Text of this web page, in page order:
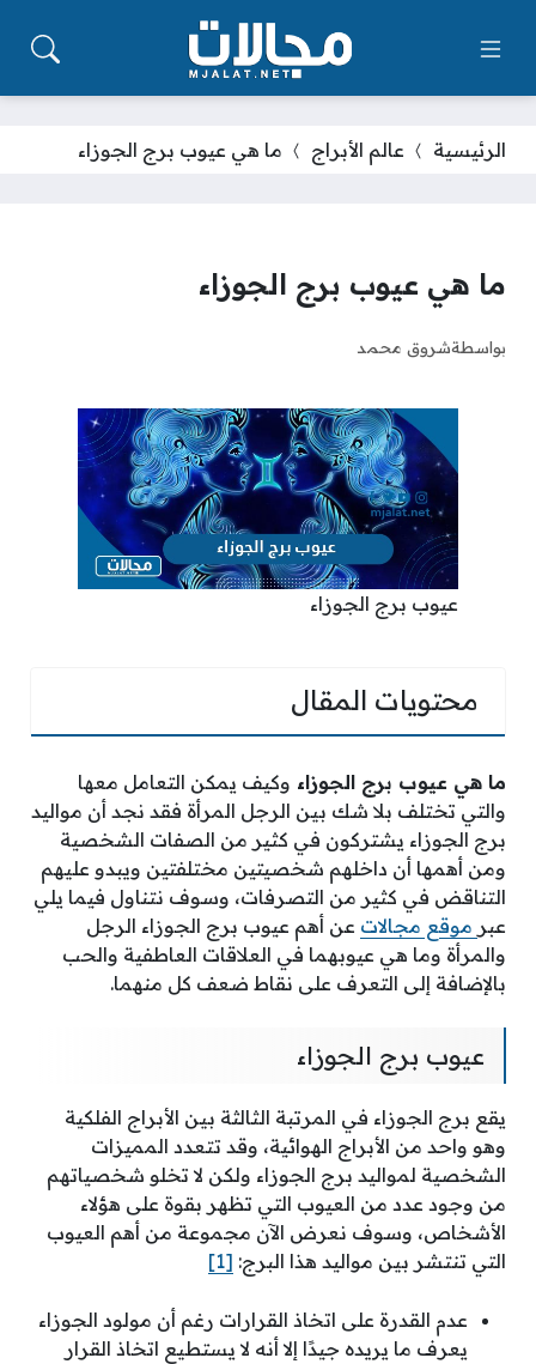
الرئيسية عالم الأبراج ما هي عيوب برج الجوزاء
ما هي عيوب برج الجوزاء
بواسطةشروق محمد
عيوب برج الجوزاء
محتويات المقال
ما هي عيوب برج الجوزاء وكيف يمكن التعامل معها
والتي تختلف بلا شك بين الرجل المرأة فقد نجد أن مواليد
برج الجوزاء يشتركون في كثير من الصفات الشخصية
ومن أهمها أن داخلهم شخصيتين مختلفتين ويبدو عليهم
التناقض في كثير من التصرفات، وسوف نتناول فيما يلي
عبر موقع مجالات عن أهم عيوب برج الجوزاء الرجل
والمرأة وما هي عيوبهما في العلاقات العاطفية والحب
بالإضافة إلى التعرف على نقاط ضعف كل منهما.
عيوب برج الجوزاء
يقع برج الجوزاء في المرتبة الثالثة بين الأبراج الفلكية
وهو واحد من الأبراج الهوائية، وقد تتعدد المميزات
الشخصية لمواليد برج الجوزاء ولكن لا تخلو شخصياتهم
من وجود عدد من العيوب التي تظهر بقوة على هؤلاء
الأشخاص، وسوف نعرض الآن مجموعة من أهم العيوب
التي تنتشر بين مواليد هذا البرج: [1]
عدم القدرة على اتخاذ القرارات رغم أن مولود الجوزاء
يعرف ما يريده جيدًا إلا أنه لا يستطيع اتخاذ القرار